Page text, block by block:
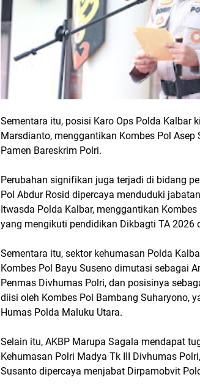
Sementara itu, posisi Karo Ops Polda Kalbar
Marsdianto, menggantikan Kombes Pol
Pamen Bareskrim Polri.
Perubahan signifikan juga terjadi di bidang
Pol Abdur Rosid dipercaya menduduki
Itwasda Polda Kalbar, menggantikan
yang mengikuti pendidikan Dikbagti TA 2026
Sementara itu, sektor kehumasan Polda
Kombes Pol Bayu Suseno dimutasi sebagai
Penmas Divhumas Polri, dan posisinya
diisi oleh Kombes Pol Bambang Suharyono,
Humas Polda Maluku Utara.
Selain itu, AKBP Marupa Sagala mendapat
Kehumasan Polri Madya Tk III Divhumas
Susanto dipercaya menjabat Dirpamobvit